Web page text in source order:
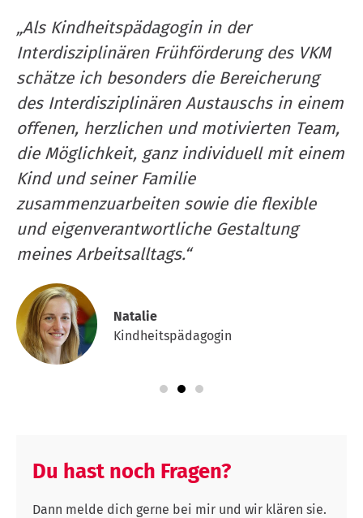
„Als Kindheitspädagogin in der
Interdisziplinären Frühförderung des VKM
schätze ich besonders die Bereicherung
des Interdisziplinären Austauschs in einem
offenen, herzlichen und motivierten Team,
die Möglichkeit, ganz individuell mit einem
Kind und seiner Familie
zusammenzuarbeiten sowie die flexible
und eigenverantwortliche Gestaltung
meines Arbeitsalltags.“
Natalie
Kindheitspädagogin
Du hast noch Fragen?
Dann melde dich gerne bei mir und wir klären sie.